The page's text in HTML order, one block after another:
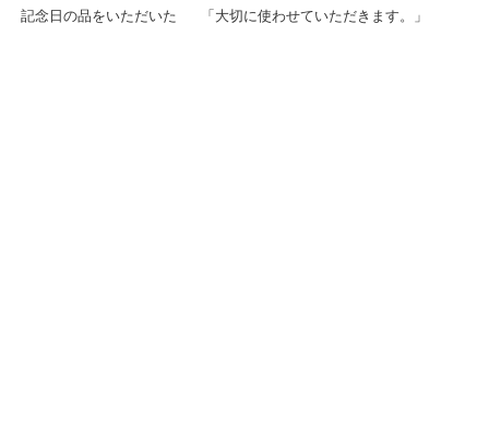
記念日の品をいただいた
「大切に使わせていただきます。」